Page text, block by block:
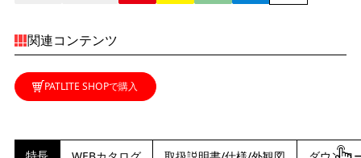
関連コンテンツ
PATLITE SHOPで購入